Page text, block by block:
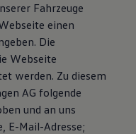
Fahrzeuge
einen
Die
Webseite
werden. Zu diesem
AG folgende
und an uns
E-Mail-Adresse;